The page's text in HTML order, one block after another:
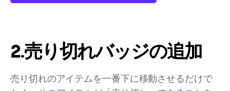
2.売り切れバッジの追加
売り切れのアイテムを一番下に移動させるだけで